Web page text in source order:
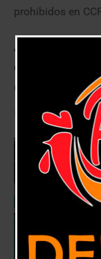
prohibidos en
diversos
CCP de
2 junio, 2018